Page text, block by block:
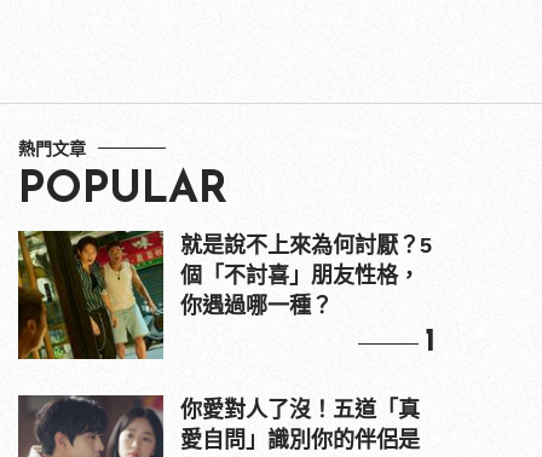
熱門文章
POPULAR
就是說不上來為何討厭？5
個「不討喜」朋友性格，
你遇過哪一種？
1
你愛對人了沒！五道「真
愛自問」識別你的伴侶是